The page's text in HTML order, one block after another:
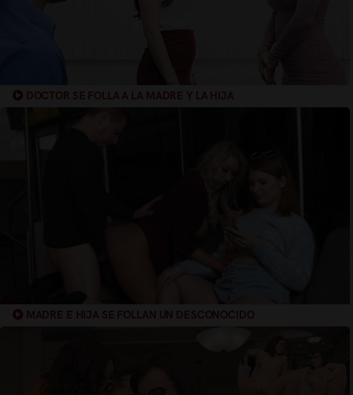
DOCTOR SE FOLLA A LA MADRE Y LA HIJA
MADRE E HIJA SE FOLLAN UN DESCONOCIDO